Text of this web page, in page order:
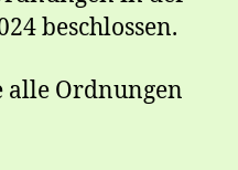
beschlossen.
alle Ordnungen